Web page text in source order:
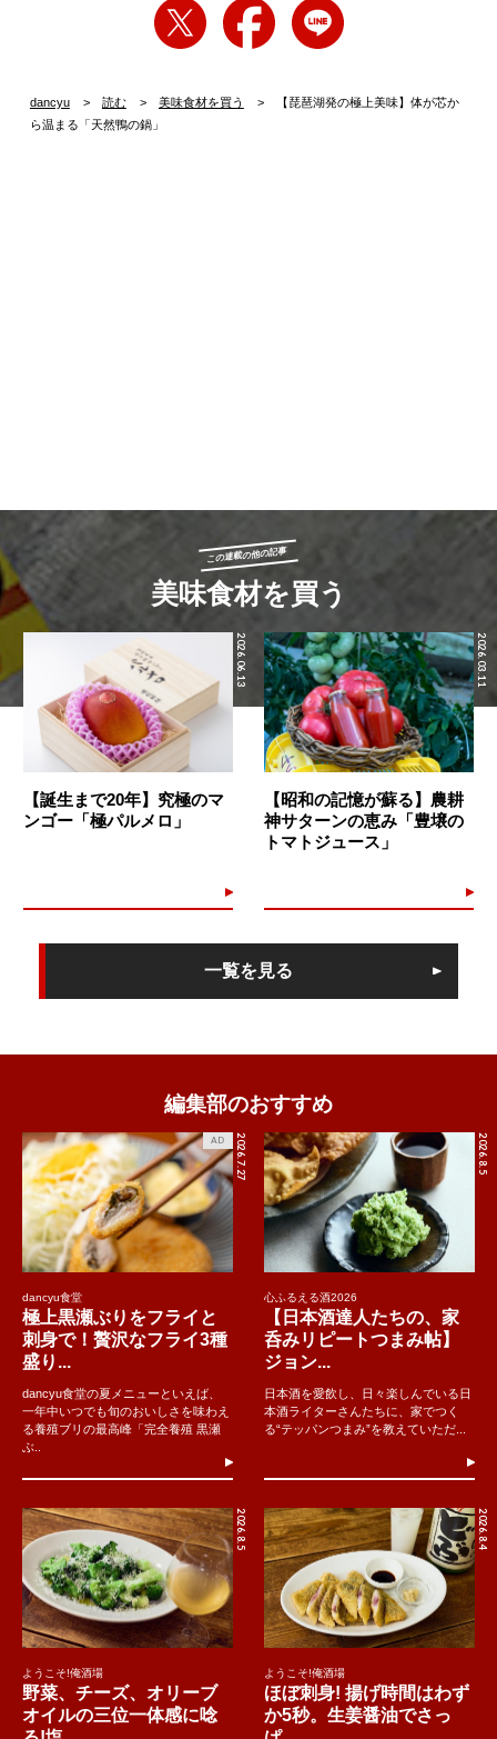
dancyu 読む 美味食材を買う
【琵琶湖発の極上美味】体が芯か
ら温まる「天然鴨の鍋」
この連載の他の記事
美味食材を買う
2026.06.13
【誕生まで20年】究極のマ
ンゴー「極パルメロ」
2026.03.11
【昭和の記憶が蘇る】農耕
神サターンの恵み「豊壌の
トマトジュース」
一覧を見る
編集部のおすすめ
2026.7.27
AD
dancyu食堂
極上黒瀬ぶりをフライと
刺身で！贅沢なフライ3種
盛り...
dancyu食堂の夏メニューといえば、
一年中いつでも旬のおいしさを味わえ
る養殖ブリの最高峰「完全養殖 黒瀬
ぶ..
2026.8.5
心ふるえる酒2026
【日本酒達人たちの、家
呑みリピートつまみ帖】
ジョン...
日本酒を愛飲し、日々楽しんでいる日
本酒ライターさんたちに、家でつく
る“テッパンつまみ”を教えていただ...
2026.8.5
ようこそ!俺酒場
野菜、チーズ、オリーブ
オイルの三位一体感に唸
2026.8.4
ようこそ!俺酒場
ほぼ刺身! 揚げ時間はわず
か5秒。生姜醤油でさっ